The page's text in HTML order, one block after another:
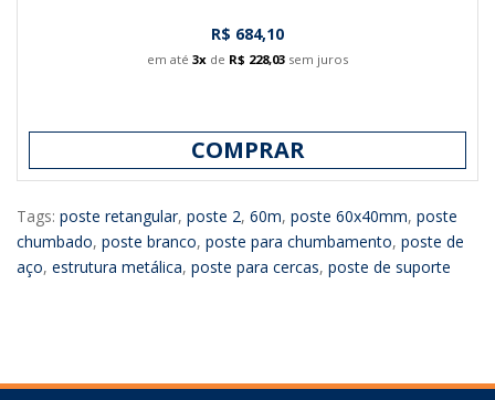
R$ 684,10
em até 3x de R$ 228,03 sem juros
COMPRAR
Tags: poste retangular, poste 2, 60m, poste 60x40mm, poste
chumbado, poste branco, poste para chumbamento, poste de
aço, estrutura metálica, poste para cercas, poste de suporte